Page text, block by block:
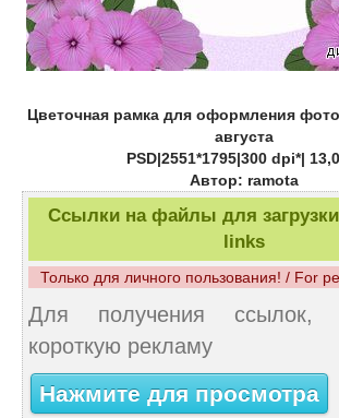
Цветочная рамка для оформления
августа
PSD|2551*1795|300 dpi*|
Автор: ramota
Ссылки на файлы для
links
Только для личного пользования! / For
Для получения ссылок,
короткую рекламу
Нажмите для просмотра